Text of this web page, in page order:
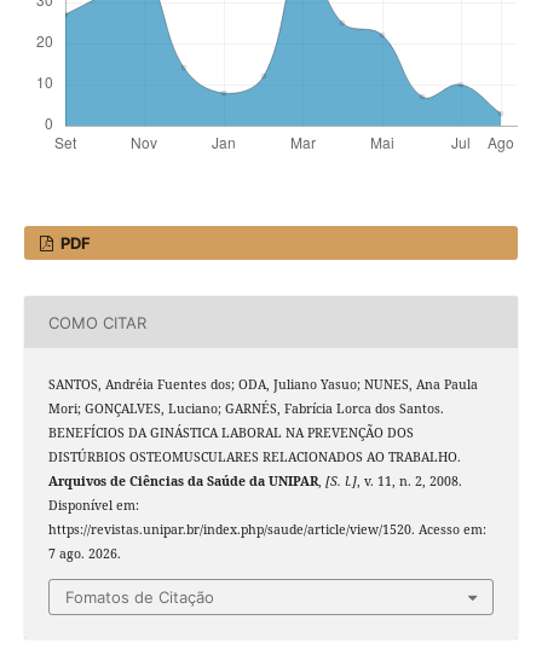
PDF
COMO CITAR
SANTOS, Andréia Fuentes dos; ODA, Juliano Yasuo; NUNES, Ana Paula
Mori; GONÇALVES, Luciano; GARNÉS, Fabrícia Lorca dos Santos.
BENEFÍCIOS DA GINÁSTICA LABORAL NA PREVENÇÃO DOS
DISTÚRBIOS OSTEOMUSCULARES RELACIONADOS AO TRABALHO.
Arquivos de Ciências da Saúde da UNIPAR, [S. l.], v. 11, n. 2, 2008.
Disponível em:
https://revistas.unipar.br/index.php/saude/article/view/1520. Acesso em:
7 ago. 2026.
Fomatos de Citação